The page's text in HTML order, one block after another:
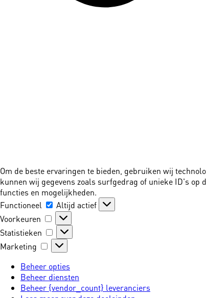
Om de beste ervaringen te bieden, gebruiken wij
kunnen wij gegevens zoals surfgedrag of unieke ID's
functies en mogelijkheden.
Functioneel
Functioneel
Altijd actief
Voorkeuren
Voorkeuren
Statistieken
Statistieken
Marketing
Marketing
Beheer opties
Beheer diensten
Beheer {vendor_count} leveranciers